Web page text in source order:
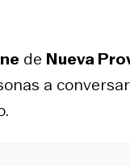
de Nueva
a